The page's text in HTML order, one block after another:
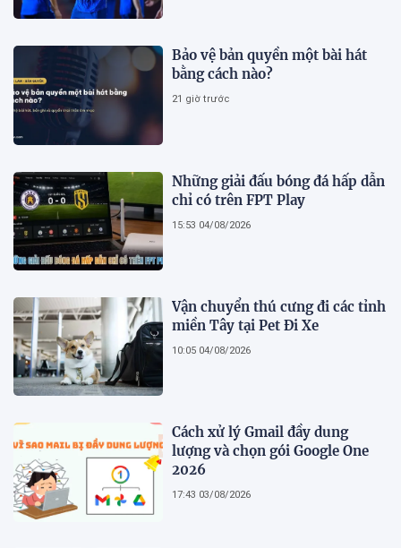
Bảo vệ bản quyền một bài hát
bằng cách nào?
21 giờ trước
Những giải đấu bóng đá hấp dẫn
chỉ có trên FPT Play
15:53 04/08/2026
Vận chuyển thú cưng đi các tỉnh
miền Tây tại Pet Đi Xe
10:05 04/08/2026
Cách xử lý Gmail đầy dung
lượng và chọn gói Google One
2026
17:43 03/08/2026